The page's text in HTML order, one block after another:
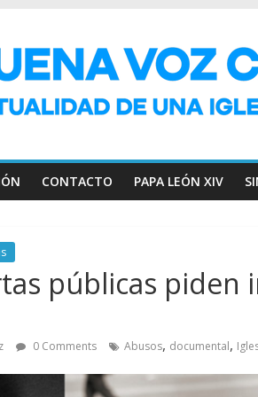
CONTACTO PAPA LEÓN XIV
públicas piden
0 Comments Abusos, documental,